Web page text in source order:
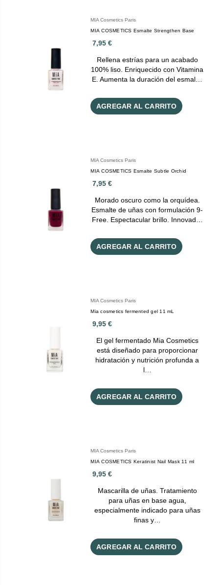
MIA Cosmetics Paris
MIA COSMETICS Esmalte Strengthen Base
7,95 €
Rellena estrías para un acabado
100% liso. Enriquecido con Vitamina
E. Aumenta la duración del esmal…
AGREGAR AL CARRITO
MIA Cosmetics Paris
MIA COSMETICS Esmalte Subtle Orchid
7,95 €
Morado oscuro como la orquídea.
Esmalte de uñas con formulación 9-
Free. Espectacular brillo. Innovad…
AGREGAR AL CARRITO
MIA Cosmetics Paris
Mia cosmetics fermented gel 11 mL
9,95 €
El gel fermentado Mia Cosmetics
está diseñado para proporcionar
hidratación y nutrición profunda a
l…
AGREGAR AL CARRITO
MIA Cosmetics Paris
MIA COSMETICS Keratinist Nail Mask 11 ml
9,95 €
Mascarilla de uñas. Tratamiento
para uñas en base agua,
especialmente indicado para uñas
finas y…
AGREGAR AL CARRITO